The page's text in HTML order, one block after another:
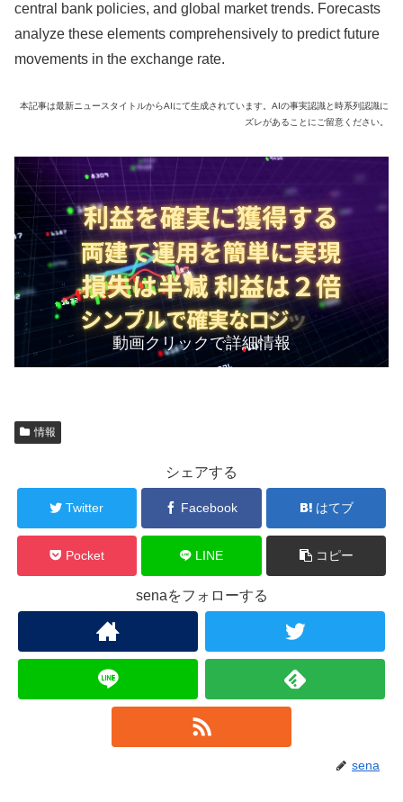
central bank policies, and global market trends. Forecasts
analyze these elements comprehensively to predict future
movements in the exchange rate.
本記事は最新ニュースタイトルからAIにて生成されています。AIの事実認識と時系列認識に
ズレがあることにご留意ください。
動画クリックで詳細情報
情報
シェアする
Twitter Facebook はてブ
Pocket LINE コピー
senaをフォローする
sena